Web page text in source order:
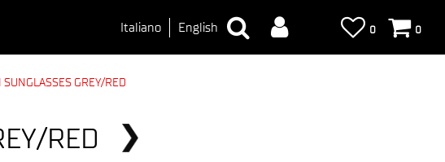
Italiano English 0 0
SUNGLASSES GREY/RED
RED